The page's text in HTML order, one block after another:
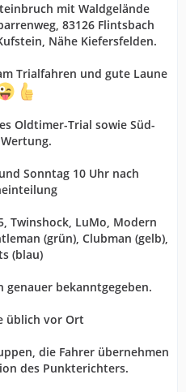
mit Waldgelände
83126 Flintsbach
Nähe Kiefersfelden.
Trialfahren und gute Laune
Oldtimer-Trial sowie Süd-
Sonntag 10 Uhr nach
Twinshock, LuMo, Modern
(grün), Clubman (gelb),
(blau)
genauer bekanntgegeben.
üblich vor Ort
die Fahrer übernehmen
des Punkterichters.